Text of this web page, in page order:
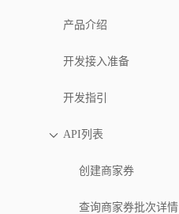
产品介绍
开发接入准备
开发指引
API列表
创建商家券
查询商家券批次详情